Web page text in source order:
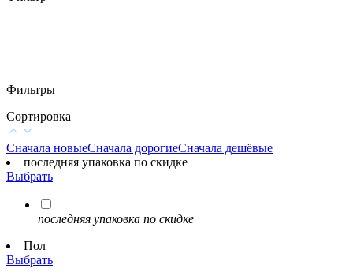
Фильтры
Сортировка
Сначала новыеСначала дорогиеСначала дешёвые
последняя упаковка по скидке
Выбрать
последняя упаковка по скидке
Пол
Выбрать